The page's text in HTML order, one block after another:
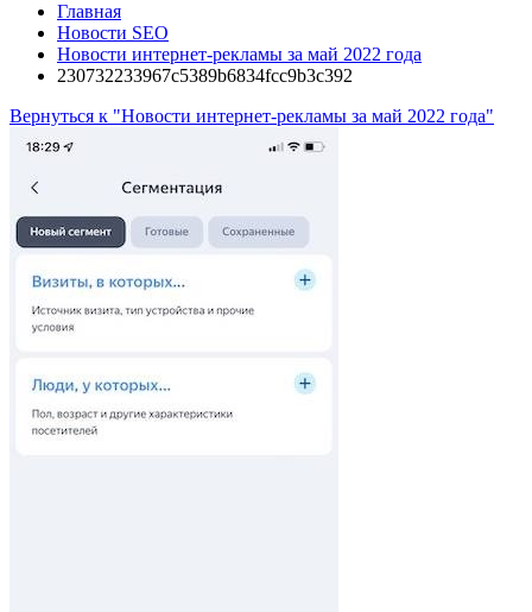
Главная
Новости SEO
Новости интернет-рекламы за май 2022 года
230732233967c5389b6834fcc9b3c392
Вернуться к "Новости интернет-рекламы за май 2022 года"